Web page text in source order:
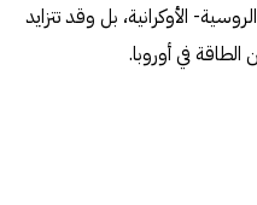
الأزمة الروسية- الأوكرانية، بل وقد تتزايد
الطاقة في أوروبا.